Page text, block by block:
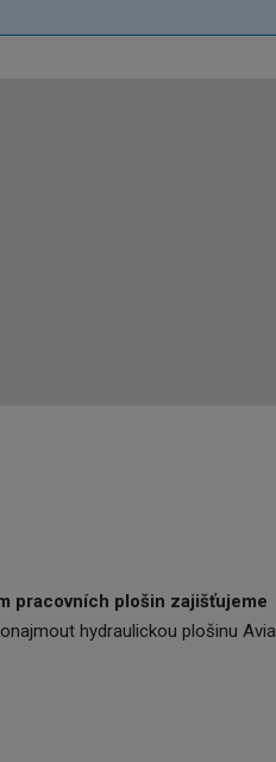
pracovních plošin zajišťujeme
hydraulickou plošinu Avia